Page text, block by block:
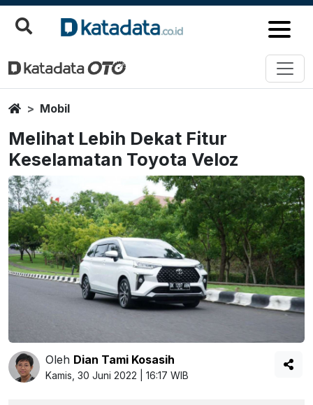
HomeMobil
Melihat Lebih Dekat Fitur
Keselamatan Toyota Veloz
Oleh Dian Tami Kosasih
Kamis, 30 Juni 2022 | 16:17 WIB